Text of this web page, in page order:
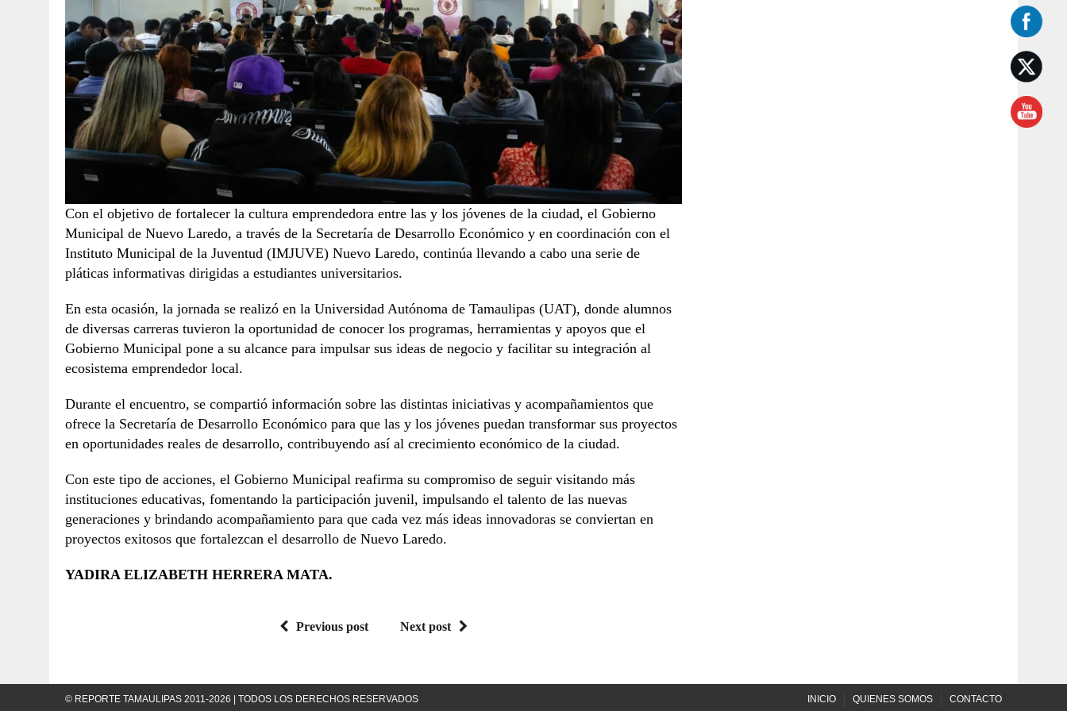
Con el objetivo de fortalecer la cultura emprendedora entre las y los jóvenes de la ciudad, el Gobierno
Municipal de Nuevo Laredo, a través de la Secretaría de Desarrollo Económico y en coordinación con el
Instituto Municipal de la Juventud (IMJUVE) Nuevo Laredo, continúa llevando a cabo una serie de
pláticas informativas dirigidas a estudiantes universitarios.
En esta ocasión, la jornada se realizó en la Universidad Autónoma de Tamaulipas (UAT), donde alumnos
de diversas carreras tuvieron la oportunidad de conocer los programas, herramientas y apoyos que el
Gobierno Municipal pone a su alcance para impulsar sus ideas de negocio y facilitar su integración al
ecosistema emprendedor local.
Durante el encuentro, se compartió información sobre las distintas iniciativas y acompañamientos que
ofrece la Secretaría de Desarrollo Económico para que las y los jóvenes puedan transformar sus proyectos
en oportunidades reales de desarrollo, contribuyendo así al crecimiento económico de la ciudad.
Con este tipo de acciones, el Gobierno Municipal reafirma su compromiso de seguir visitando más
instituciones educativas, fomentando la participación juvenil, impulsando el talento de las nuevas
generaciones y brindando acompañamiento para que cada vez más ideas innovadoras se conviertan en
proyectos exitosos que fortalezcan el desarrollo de Nuevo Laredo.
YADIRA ELIZABETH HERRERA MATA.
Previous post Next post
INICIO QUIENES SOMOS CONTACTO
© REPORTE TAMAULIPAS 2011-2026 | TODOS LOS DERECHOS RESERVADOS